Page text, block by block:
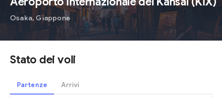
Osaka, Giappone
Stato dei voli
Partenze Arrivi